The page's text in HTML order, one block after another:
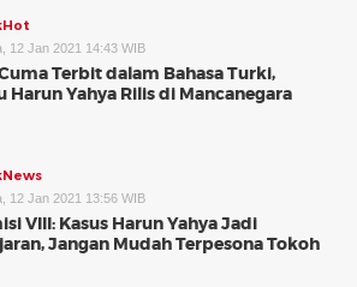
12 Jan 2021 14:43 WIB
Terbit dalam Bahasa Turki,
Harun Yahya Rilis di Mancanegara
12 Jan 2021 13:56 WIB
VIII: Kasus Harun Yahya Jadi
Jangan Mudah Terpesona Tokoh